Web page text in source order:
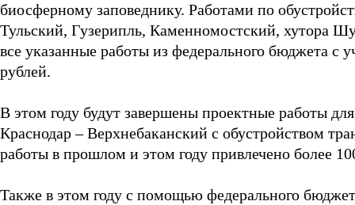
биосферному заповеднику. Работами по
Тульский, Гузерипль, Каменномостский, хутора
все указанные работы из федерального бюджета с
рублей.
В этом году будут завершены проектные работы
Краснодар – Верхнебаканский с обустройством
работы в прошлом и этом году привлечено более
Также в этом году с помощью федерального